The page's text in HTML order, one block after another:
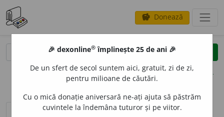
savings Donează
clear
opțiuni
definiții (1)
🎉 dexonline® împlinește 25 de ani 🎉
De un sfert de secol suntem aici, gratuit, zi de zi,
pentru milioane de căutări.
Cu o mică donație aniversară ne-ați ajuta să păstrăm
cuvintele la îndemâna tuturor și pe viitor.